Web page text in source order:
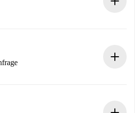
Informationen im Voraus.
dich erst belasten, wenn der